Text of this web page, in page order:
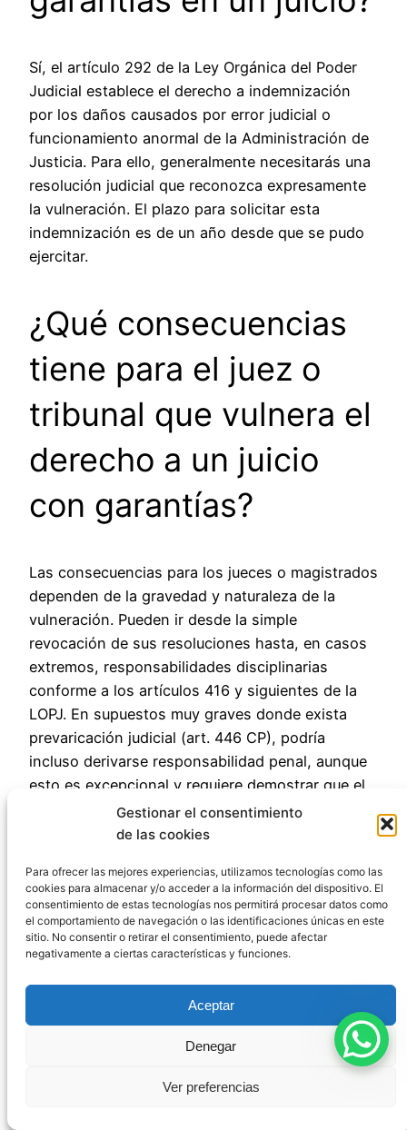
Gestionar el consentimiento
de las cookies
Para ofrecer las mejores experiencias, utilizamos tecnologías como las
cookies para almacenar y/o acceder a la información del dispositivo. El
consentimiento de estas tecnologías nos permitirá procesar datos como
el comportamiento de navegación o las identificaciones únicas en este
sitio. No consentir o retirar el consentimiento, puede afectar
negativamente a ciertas características y funciones.
Aceptar
Denegar
Ver preferencias
Sí, el artículo 292 de la Ley Orgánica del Poder
Judicial establece el derecho a indemnización
por los daños causados por error judicial o
funcionamiento anormal de la Administración de
Justicia. Para ello, generalmente necesitarás una
resolución judicial que reconozca expresamente
la vulneración. El plazo para solicitar esta
indemnización es de un año desde que se pudo
ejercitar.
¿Qué consecuencias
tiene para el juez o
tribunal que vulnera el
derecho a un juicio
con garantías?
Las consecuencias para los jueces o magistrados
dependen de la gravedad y naturaleza de la
vulneración. Pueden ir desde la simple
revocación de sus resoluciones hasta, en casos
extremos, responsabilidades disciplinarias
conforme a los artículos 416 y siguientes de la
LOPJ. En supuestos muy graves donde exista
prevaricación judicial (art. 446 CP), podría
incluso derivarse responsabilidad penal, aunque
esto es excepcional y requiere demostrar que el
juez dictó una resolución injusta a sabiendas.
Conclusión: La
defensa activa de
tus garantías
procesales
garantías, el sistema prevé mecanismos para su